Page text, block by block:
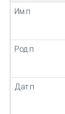
Им.п
Род.п
Дат.п